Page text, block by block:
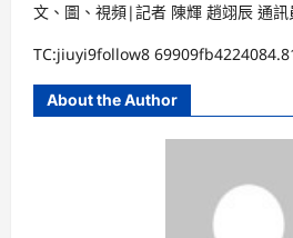
文、圖、視頻|記者 陳輝 趙翊辰 通訊
TC:jiuyi9follow8
About the Author